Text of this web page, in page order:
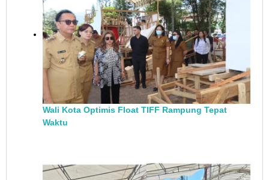
Wali Kota Optimis Float TIFF Rampung Tepat
Waktu